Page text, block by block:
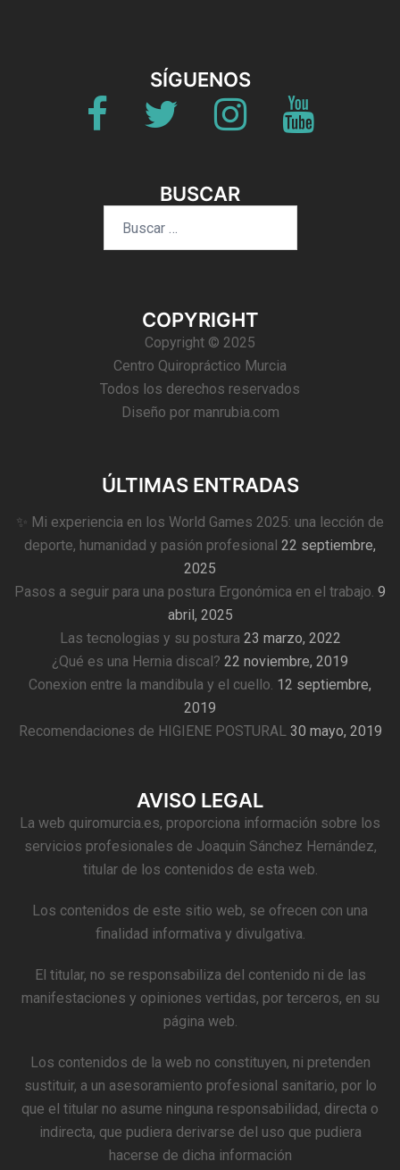
SÍGUENOS
Fb Twitter Instagram
BUSCAR
COPYRIGHT
Copyright © 2025
Centro Quiropráctico Murcia
Todos los derechos reservados
Diseño por manrubia.com
ÚLTIMAS ENTRADAS
✨ Mi experiencia en los World Games 2025: una lección de
deporte, humanidad y pasión profesional 22 septiembre,
2025
Pasos a seguir para una postura Ergonómica en el trabajo. 9
abril, 2025
Las tecnologias y su postura 23 marzo, 2022
¿Qué es una Hernia discal? 22 noviembre, 2019
Conexion entre la mandibula y el cuello. 12 septiembre,
2019
Recomendaciones de HIGIENE POSTURAL 30 mayo, 2019
AVISO LEGAL
La web quiromurcia.es, proporciona información sobre los
servicios profesionales de Joaquin Sánchez Hernández,
titular de los contenidos de esta web.
Los contenidos de este sitio web, se ofrecen con una
finalidad informativa y divulgativa.
El titular, no se responsabiliza del contenido ni de las
manifestaciones y opiniones vertidas, por terceros, en su
página web.
Los contenidos de la web no constituyen, ni pretenden
sustituir, a un asesoramiento profesional sanitario, por lo
que el titular no asume ninguna responsabilidad, directa o
indirecta, que pudiera derivarse del uso que pudiera
hacerse de dicha información